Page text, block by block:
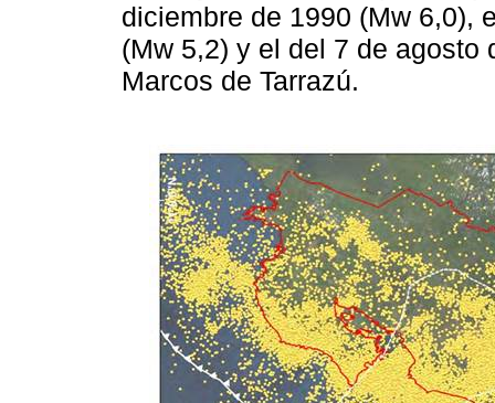
diciembre de 1990 (Mw 6,0),
(Mw 5,2) y el del 7 de agosto
Marcos de Tarrazú.